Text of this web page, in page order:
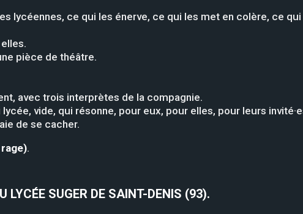
lycéennes, ce qui les énerve, ce qui les met en colère, ce
pièce de théâtre.
avec trois interprètes de la compagnie.
lycée, vide, qui résonne, pour eux, pour elles, pour leurs
de se cacher.
rage).
LYCÉE SUGER DE SAINT-DENIS (93).